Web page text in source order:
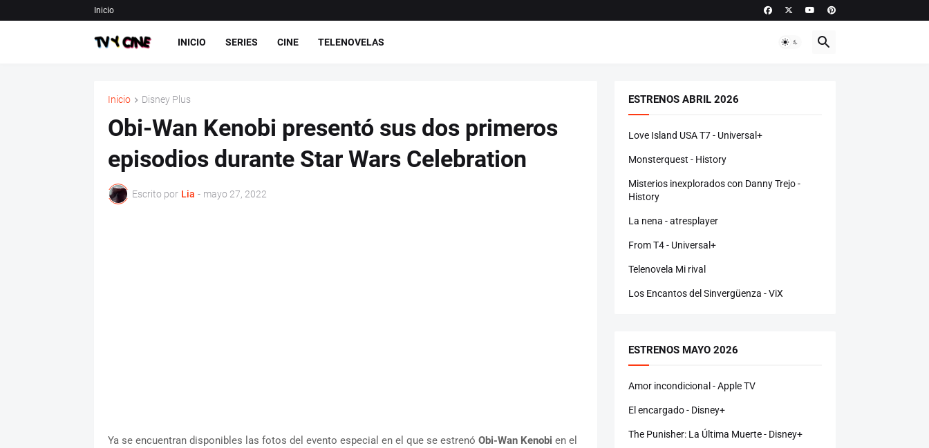
Inicio
INICIO SERIES CINE TELENOVELAS
Inicio Disney Plus
Obi-Wan Kenobi presentó sus dos primeros
episodios durante Star Wars Celebration
Escrito por Lia - mayo 27, 2022
Ya se encuentran disponibles las fotos del evento especial en el que se estrenó Obi-Wan Kenobi en el
ESTRENOS ABRIL 2026
Love Island USA T7 - Universal+
Monsterquest - History
Misterios inexplorados con Danny Trejo -
History
La nena - atresplayer
From T4 - Universal+
Telenovela Mi rival
Los Encantos del Sinvergüenza - ViX
ESTRENOS MAYO 2026
Amor incondicional - Apple TV
El encargado - Disney+
The Punisher: La Última Muerte - Disney+